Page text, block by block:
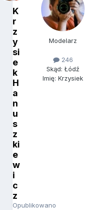
K
r
z
y
si
e
k
H
a
n
u
s
z
ki
e
w
i
c
z
Opublikowano
Modelarz
246
Skąd: Łódź
Imię: Krzysiek